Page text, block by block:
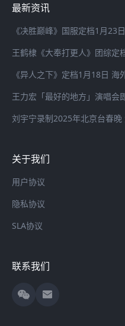
最新资讯
《异人之下》定档1月18日 海
刘宇宁录制2025年北京台春晚
关于我们
用户协议
隐私协议
SLA协议
联系我们